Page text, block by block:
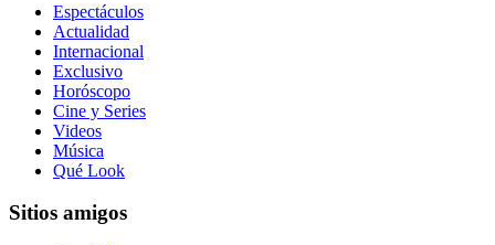
Espectáculos
Actualidad
Internacional
Exclusivo
Horóscopo
Cine y Series
Videos
Música
Qué Look
Sitios amigos